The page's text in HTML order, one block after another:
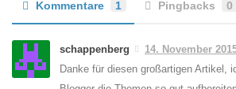
Kommentare 1 Pingbacks 0
schappenberg
14. November
Danke für diesen großartigen Artikel,